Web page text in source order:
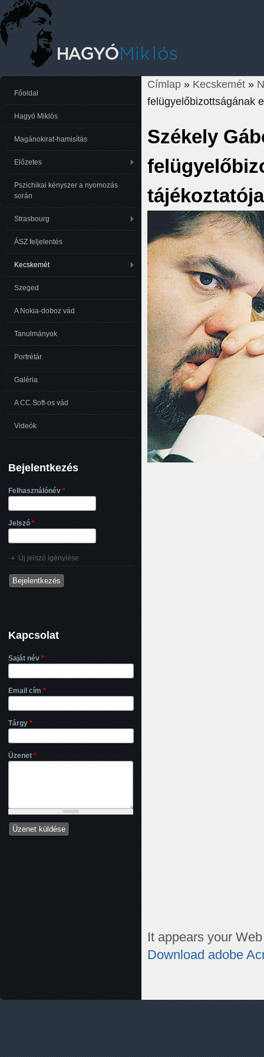
Címlap » Kecskemét »
felügyelőbizottságának
Székely
It appears your
Download adobe
Főoldal
Hagyó Miklós
Magánokirat-hamisítás
Előzetes
Pszichikai kényszer a nyomozás
során
Strasbourg
ÁSZ feljelentés
Kecskemét
Szeged
A Nokia-doboz vád
Tanulmányok
Portrétár
Galéria
A CC Soft-os vád
Videók
Bejelentkezés
Felhasználónév *
Jelszó *
Új jelszó igénylése
Kapcsolat
Saját név *
Email cím *
Tárgy *
Üzenet *